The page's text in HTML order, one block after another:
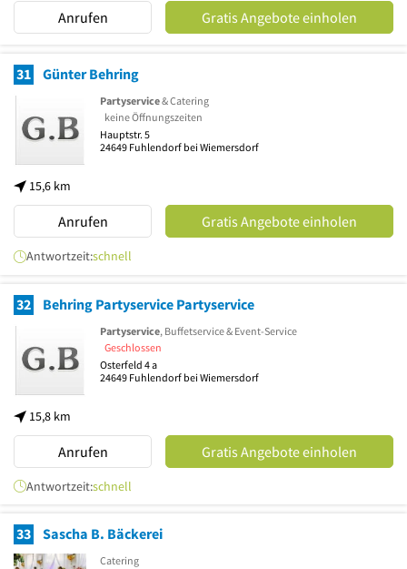
Anrufen Gratis Angebote einholen
31 Günter Behring
15,6 km
Partyservice& Catering
keine Öffnungszeiten
Hauptstr. 5
24649 Fuhlendorf bei Wiemersdorf
Anrufen Gratis Angebote einholen
Antwortzeit:schnell
32 Behring Partyservice Partyservice
15,8 km
Partyservice, Buffetservice & Event-Service
Geschlossen
Osterfeld 4 a
24649 Fuhlendorf bei Wiemersdorf
Anrufen Gratis Angebote einholen
Antwortzeit:schnell
33 Sascha B. Bäckerei
Catering